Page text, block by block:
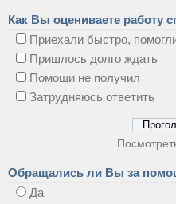
Как Вы оцениваете работу
Приехали быстро,
Пришлось долго ждать
Помощи не получил
Затрудняюсь ответить
Обращались ли Вы за
Да